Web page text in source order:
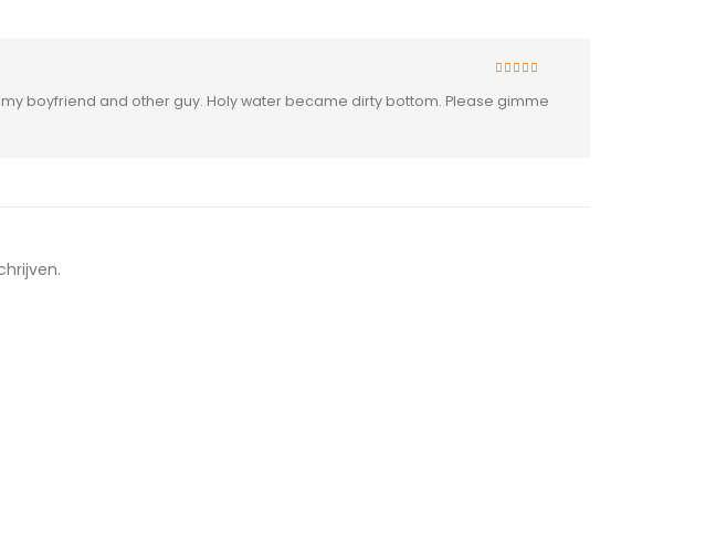
boyfriend and other guy. Holy water became dirty bottom. Please gimme